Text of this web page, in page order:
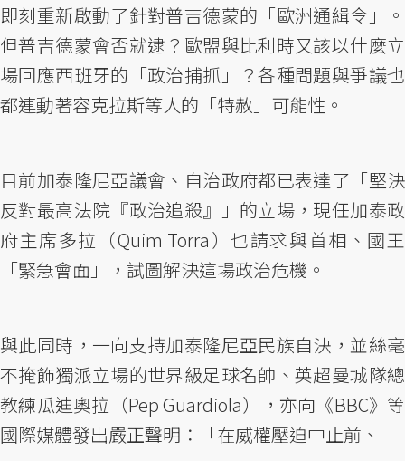
即刻重新啟動了針對普吉德蒙的「歐洲通緝令」。
但普吉德蒙會否就逮？歐盟與比利時又該以什麼立
場回應西班牙的「政治捕抓」？各種問題與爭議也
都連動著容克拉斯等人的「特赦」可能性。
目前加泰隆尼亞議會、自治政府都已表達了「堅決
反對最高法院『政治追殺』」的立場，現任加泰政
府主席多拉（Quim Torra）也請求與首相、國王
「緊急會面」，試圖解決這場政治危機。
與此同時，一向支持加泰隆尼亞民族自決，並絲毫
不掩飾獨派立場的世界級足球名帥、英超曼城隊總
教練瓜迪奧拉（Pep Guardiola），亦向《BBC》等
國際媒體發出嚴正聲明：「在威權壓迫中止前、